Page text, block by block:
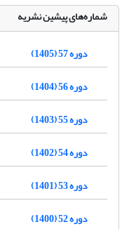
شماره‌های پیشین نشریه
دوره 57 (1405)
دوره 56 (1404)
دوره 55 (1403)
دوره 54 (1402)
دوره 53 (1401)
دوره 52 (1400)